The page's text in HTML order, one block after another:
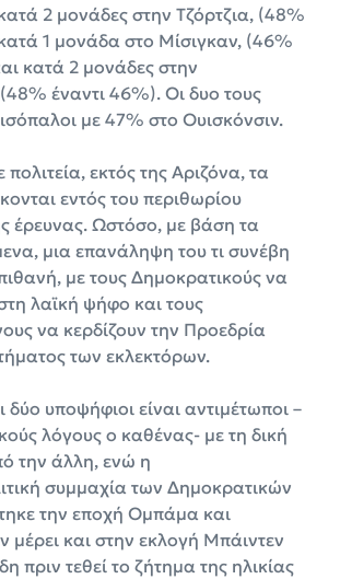
2 μονάδες στην Τζόρτζια, (48%
1 μονάδα στο Μίσιγκαν, (46%
κατά 2 μονάδες στην
έναντι 46%). Οι δυο τους
με 47% στο Ουισκόνσιν.
εκτός της Αριζόνα, τα
εντός του περιθωρίου
έρευνας. Ωστόσο, με βάση τα
μια επανάληψη του τι συνέβη
με τους Δημοκρατικούς να
λαϊκή ψήφο και τους
να κερδίζουν την Προεδρία
των εκλεκτόρων.
δύο υποψήφιοι είναι αντιμέτωποι –
λόγους ο καθένας- με τη δική
την άλλη, ενώ η
συμμαχία των Δημοκρατικών
την εποχή Ομπάμα και
μέρει και στην εκλογή Μπάιντεν
πριν τεθεί το ζήτημα της ηλικίας